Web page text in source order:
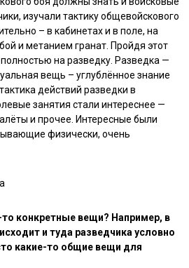
изучали тактику общевойскового
– в кабинетах и в поле, на
и метанием гранат. Пройдя этот
на разведку. Разведка —
вещь – углублённое знание
действий разведки в
занятия стали интереснее —
и прочее. Интересные были
физически, очень
конкретные вещи? Например, в
и туда разведчика условно
какие-то общие вещи для